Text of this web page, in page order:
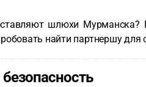
шлюхи
найти партнершу для